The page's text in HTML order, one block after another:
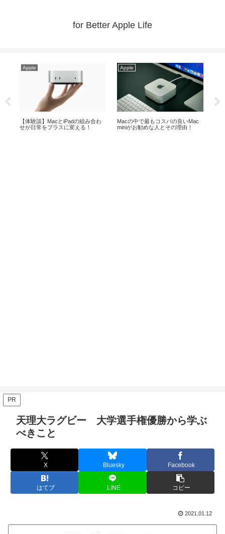
for Better Apple Life
Apple
【体験談】MacとiPadの組み合わ
せが日常をプラスに変える！
Apple
Macの中で最もコスパの良いMac
miniがお勧めな人とその理由！
PR
天理大ラグビー 大学選手権優勝から学ぶ
べきこと
X Bluesky Facebook
はてブ LINE コピー
2021.01.12